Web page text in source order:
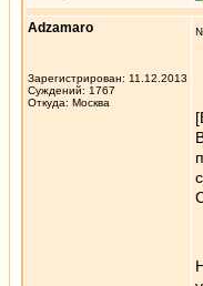
Adzamaro
Зарегистрирован: 11.12.2013
Суждений: 1767
Откуда: Москва